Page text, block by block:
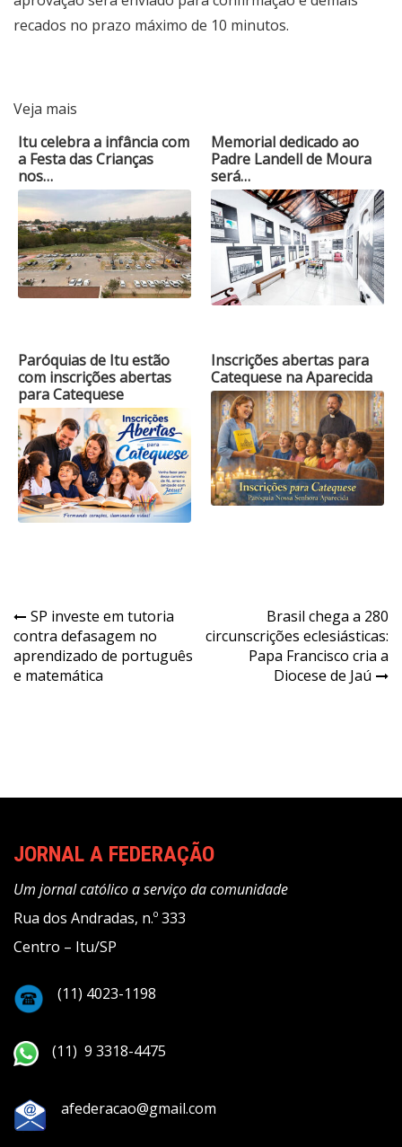
recados no prazo máximo de 10 minutos.
Veja mais
Itu celebra a infância com
a Festa das Crianças
nos…
Memorial dedicado ao
Padre Landell de Moura
será…
Paróquias de Itu estão
com inscrições abertas
para Catequese
Inscrições abertas para
Catequese na Aparecida
Navegação
de
Post
SP investe em tutoria
contra defasagem no
aprendizado de português
e matemática
Brasil chega a 280
circunscrições eclesiásticas:
Papa Francisco cria a
Diocese de Jaú
JORNAL A FEDERAÇÃO
Um jornal católico a serviço da comunidade
Rua dos Andradas, n.º 333
Centro – Itu/SP
(11) 4023-1198
(11) 9 3318-4475
afederacao@gmail.com